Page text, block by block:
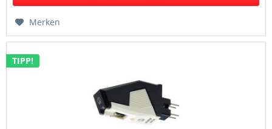
Merken
TIPP!